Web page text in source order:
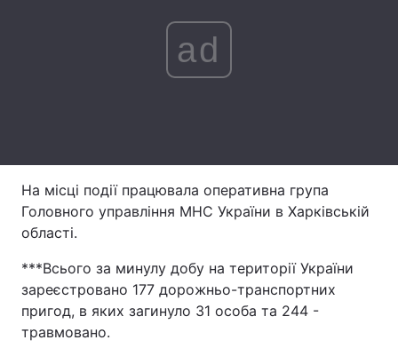
Лайт
Цікавинки Погода
Екологія Регіони
Відео з Youtube Статті
Інтерв'ю
ad
На місці події працювала оперативна група
Головного управління МНС України в Харківській
області.
***Всього за минулу добу на території України
зареєстровано 177 дорожньо-транспортних
пригод, в яких загинуло 31 особа та 244 -
травмовано.